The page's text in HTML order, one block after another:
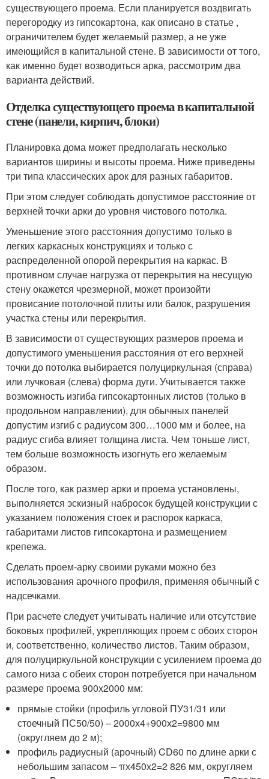
существующего проема. Если планируется воздвигать
перегородку из гипсокартона, как описано в статье ,
ограничителем будет желаемый размер, а не уже
имеющийся в капитальной стене. В зависимости от того,
как именно будет возводиться арка, рассмотрим два
варианта действий.
Отделка существующего проема в капитальной
стене (панели, кирпич, блоки)
Планировка дома может предполагать несколько
вариантов ширины и высоты проема. Ниже приведены
три типа классических арок для разных габаритов.
При этом следует соблюдать допустимое расстояние от
верхней точки арки до уровня чистового потолка.
Уменьшение этого расстояния допустимо только в
легких каркасных конструкциях и только с
распределенной опорой перекрытия на каркас. В
противном случае нагрузка от перекрытия на несущую
стену окажется чрезмерной, может произойти
провисание потолочной плиты или балок, разрушения
участка стены или перекрытия.
В зависимости от существующих размеров проема и
допустимого уменьшения расстояния от его верхней
точки до потолка выбирается полуциркульная (справа)
или лучковая (слева) форма дуги. Учитывается также
возможность изгиба гипсокартонных листов (только в
продольном направлении), для обычных панелей
допустим изгиб с радиусом 300…1000 мм и более, на
радиус сгиба влияет толщина листа. Чем тоньше лист,
тем больше возможность изогнуть его желаемым
образом.
После того, как размер арки и проема установлены,
выполняется эскизный набросок будущей конструкции с
указанием положения стоек и распорок каркаса,
габаритами листов гипсокартона и размещением
крепежа.
Сделать проем-арку своими руками можно без
использования арочного профиля, применяя обычный с
надсечками.
При расчете следует учитывать наличие или отсутствие
боковых профилей, укрепляющих проем с обоих сторон
и, соответственно, количество листов. Таким образом,
для полуциркульной конструкции с усилением проема до
самого низа с обеих сторон потребуется при начальном
размере проема 900х2000 мм:
прямые стойки (профиль угловой ПУ31/31 или
стоечный ПС50/50) – 2000х4+900х2=9800 мм
(округляем до 2 м);
профиль радиусный (арочный) CD60 по длине арки с
небольшим запасом – πх450х2=2 826 мм, округляем